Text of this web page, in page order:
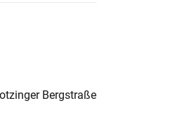
Bergstraße